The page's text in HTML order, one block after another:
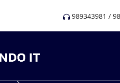
989343981 /